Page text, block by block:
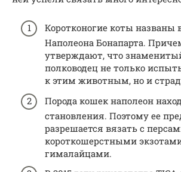
Коротконогие коты названы
Наполеона Бонапарта.
утверждают, что
полководец не только
к этим животным, но и
Порода кошек наполеон
становления. Поэтому ее
разрешается вязать с
короткошерстными
гималайцами.